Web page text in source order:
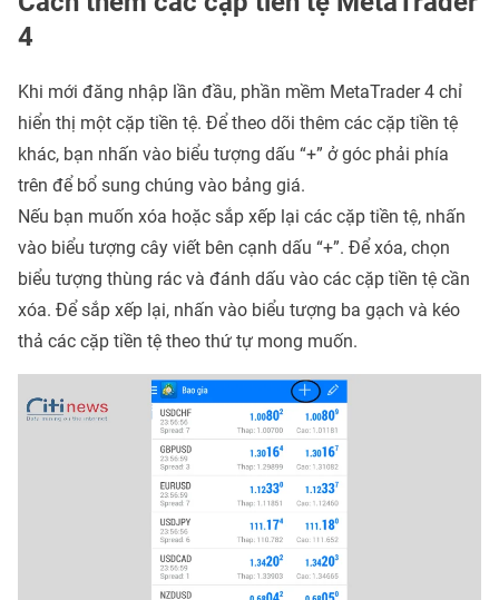
4
Khi mới đăng nhập lần đầu, phần mềm MetaTrader 4 chỉ
hiển thị một cặp tiền tệ. Để theo dõi thêm các cặp tiền tệ
khác, bạn nhấn vào biểu tượng dấu “+” ở góc phải phía
trên để bổ sung chúng vào bảng giá.
Nếu bạn muốn xóa hoặc sắp xếp lại các cặp tiền tệ, nhấn
vào biểu tượng cây viết bên cạnh dấu “+”. Để xóa, chọn
biểu tượng thùng rác và đánh dấu vào các cặp tiền tệ cần
xóa. Để sắp xếp lại, nhấn vào biểu tượng ba gạch và kéo
thả các cặp tiền tệ theo thứ tự mong muốn.